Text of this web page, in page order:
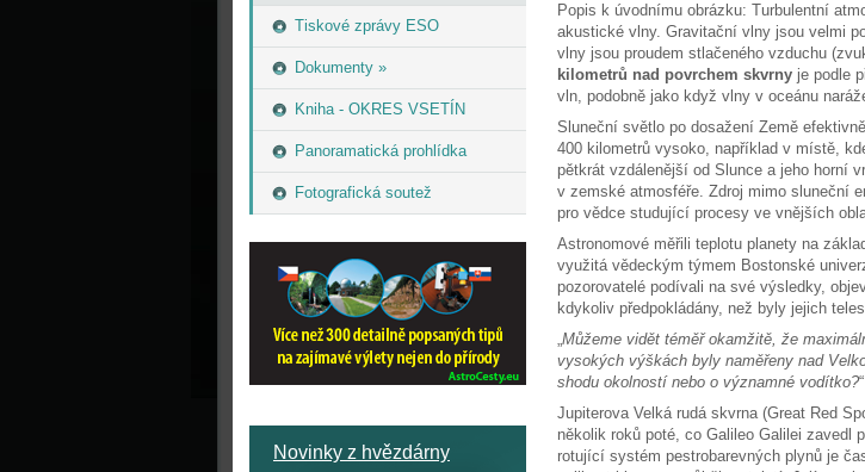
Tiskové zprávy ESO
Dokumenty »
Kniha - OKRES VSETÍN
Panoramatická prohlídka
Fotografická soutež
Novinky z hvězdárny
Popis k úvodnímu obrázku: Turbulentní
akustické vlny. Gravitační vlny jsou velmi
vlny jsou proudem stlačeného vzduchu
kilometrů nad povrchem skvrny je podle
vln, podobně jako když vlny v oceánu
Sluneční světlo po dosažení Země
400 kilometrů vysoko, například v místě,
pětkrát vzdálenější od Slunce a jeho horní
v zemské atmosféře. Zdroj mimo sluneční
pro vědce studující procesy ve vnějších
Astronomové měřili teplotu planety na
využitá vědeckým týmem Bostonské
pozorovatelé podívali na své výsledky,
kdykoliv předpokládány, než byly jejich
„Můžeme vidět téměř okamžitě, že
vysokých výškách byly naměřeny nad
shodu okolností nebo o významné vodítko?
Jupiterova Velká rudá skvrna (Great Red
několik roků poté, co Galileo Galilei zavedl
rotující systém pestrobarevných plynů je